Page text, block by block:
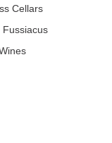
Cellars
Fussiacus